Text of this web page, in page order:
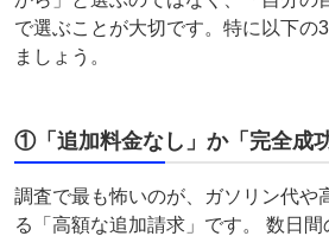
で選ぶことが大切です。特に以下の
ましょう。
①「追加料金なし」か「完全成
調査で最も怖いのが、ガソリン代や
る「高額な追加請求」です。 数日